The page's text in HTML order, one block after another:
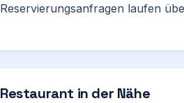
Reservierungsanfragen laufen
Restaurant in der Nähe